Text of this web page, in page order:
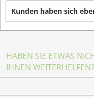
Kunden haben sich
HABEN SIE ETWAS
IHNEN WEITERHELFEN?